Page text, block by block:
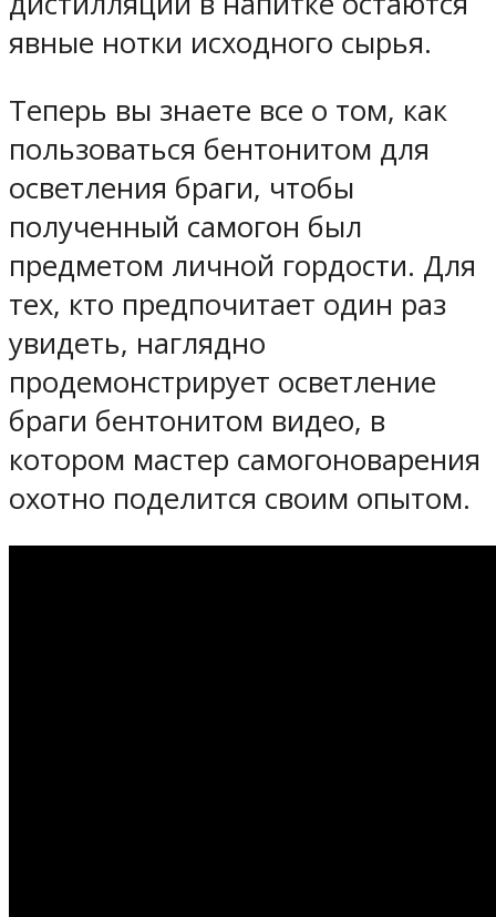
явные нотки исходного сырья.
Теперь вы знаете все о том, как
пользоваться бентонитом для
осветления браги, чтобы
полученный самогон был
предметом личной гордости. Для
тех, кто предпочитает один раз
увидеть, наглядно
продемонстрирует осветление
браги бентонитом видео, в
котором мастер самогоноварения
охотно поделится своим опытом.